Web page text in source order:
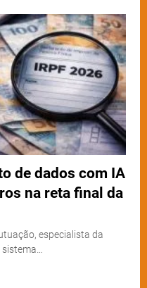
de dados com IA
na reta final da
especialista da